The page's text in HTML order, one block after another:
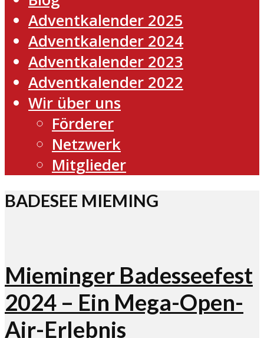
Adventkalender 2025
Adventkalender 2024
Adventkalender 2023
Adventkalender 2022
Wir über uns
Förderer
Netzwerk
Mitglieder
BADESEE MIEMING
Mieminger Badesseefest
2024 – Ein Mega-Open-
Air-Erlebnis